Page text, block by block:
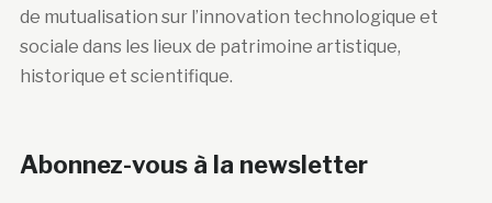
de mutualisation sur l’innovation technologique et
sociale dans les lieux de patrimoine artistique,
historique et scientifique.
Abonnez-vous à la newsletter